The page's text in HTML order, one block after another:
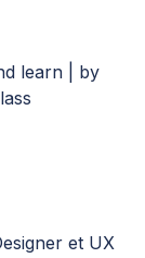
learn | by
et UX